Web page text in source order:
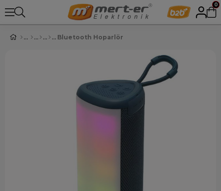
0
Bluetooth Hoparlör